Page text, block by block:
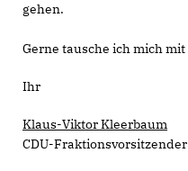
gehen.
Gerne tausche ich mich
Ihr
Klaus-Viktor Kleerbaum
CDU-Fraktionsvorsitzender